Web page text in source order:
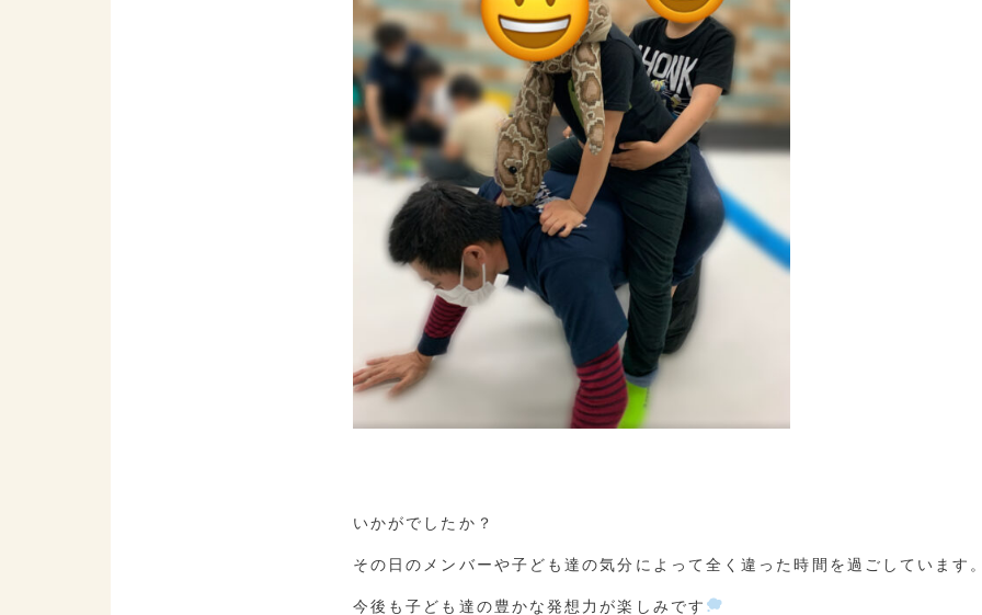
いかがでしたか？
その日のメンバーや子ども達の気分によって全く違った時間を過ごしています
今後も子ども達の豊かな発想力が楽しみです